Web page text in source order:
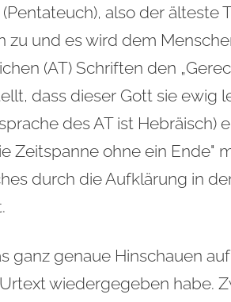
also der älteste
zu und es wird dem
(AT) Schriften den
dass dieser Gott sie ewig
des AT ist Hebräisch)
Zeitspanne ohne ein Ende"
durch die Aufklärung in
ganz genaue Hinschauen
wiedergegeben habe.